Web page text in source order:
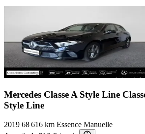
Mercedes Classe A Style Line
Style Line
2019 68 616 km Essence Manuelle